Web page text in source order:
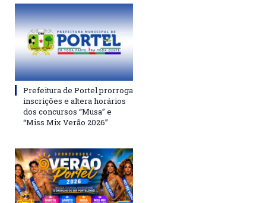
Prefeitura de Portel prorroga
inscrições e altera horários
dos concursos “Musa” e
“Miss Mix Verão 2026”